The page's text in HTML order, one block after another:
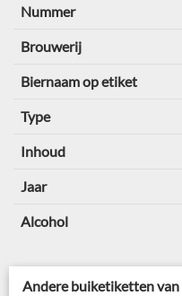
Nummer
Brouwerij
Biernaam op etiket
Type
Inhoud
Jaar
Alcohol
Andere buiketiketten van